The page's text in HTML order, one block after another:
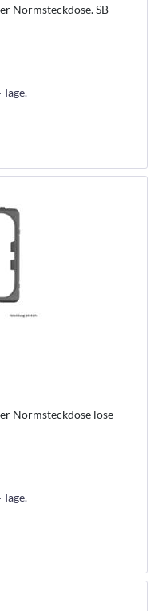
Normsteckdose. SB-
Normsteckdose lose